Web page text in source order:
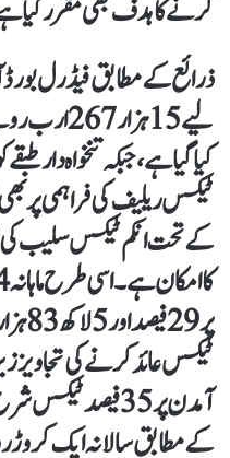
کرنے کا ہدف بھی مقرر کیا
ذرائع کے مطابقفیڈرل
لیے15 ہزار 267 ارب روپے
کیا گیا ہے، جبکہ تنخواہ دار طبقے
ٹیکس ریلیفکی فراہمی پر
کے تحتانکم ٹیکس سلیب کی تعداد 6
کا امکان ہے۔ اسی طرح ماہانہ
پر 29 فیصد
اور
ٹیکسعائد کرنے کی تجاویز
آمدن پر35 فیصد ٹیکس شرح برقرار
کے مطابقسالانہ ایک